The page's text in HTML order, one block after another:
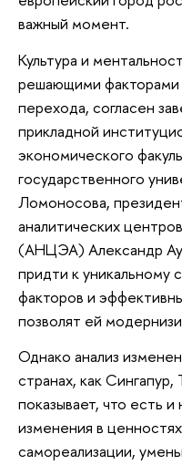
важный момент.
Культура и
решающими
перехода, согласен
прикладной
экономического
государственного
Ломоносова,
аналитических
(АНЦЭА) Александр
придти к уникальному
факторов и
позволят ей
Однако анализ
странах, как
показывает, что есть
изменения в
самореализации,